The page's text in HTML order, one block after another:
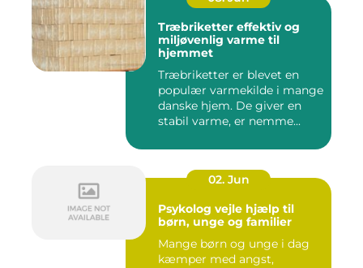
Træbriketter effektiv og
miljøvenlig varme til
hjemmet
Træbriketter er blevet en
populær varmekilde i mange
danske hjem. De giver en
stabil varme, er nemme...
02. Jun
Psykolog vejle hjælp til
børn, unge og familier
Mange børn og unge i dag
kæmper med angst,